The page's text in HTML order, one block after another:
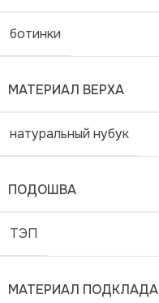
ботинки
МАТЕРИАЛ ВЕРХА
натуральный нубук
ПОДОШВА
ТЭП
МАТЕРИАЛ ПОДКЛАДА